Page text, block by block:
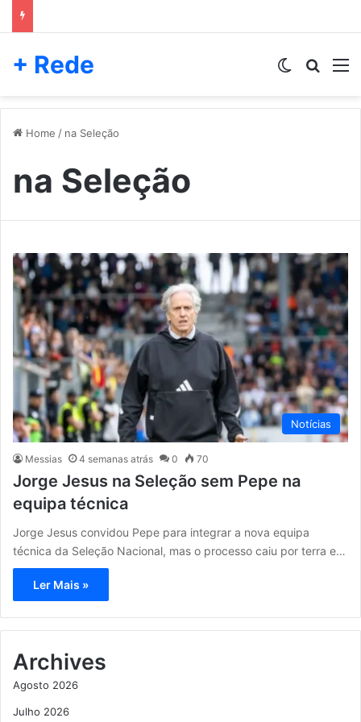
+ Rede Switch skin
Home / na Seleção
na Seleção
Notícias
Messias 4 semanas atrás 0 70
Jorge Jesus na Seleção sem Pepe na
equipa técnica
Jorge Jesus convidou Pepe para integrar a nova equipa
técnica da Seleção Nacional, mas o processo caiu por terra e…
Ler Mais »
Archives
Agosto 2026
Julho 2026